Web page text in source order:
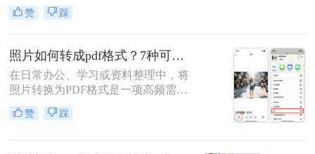
况。无论是整理证件照片、制作电子
相册，还是将扫描的文档统一格式，
掌握的基本技能。PDF格式具有跨平
台兼容性好、文件体积相对较小、易
于分享等优点，因此成为文档处理的
首选格式。本文将详细介绍5种实用
的图片转PDF方法，帮助您快速解决
转换需求。
赞 踩
照片如何转成pdf格式？7种可靠方法详解！
在日常办公、学习或资料整理中，将
照片转换为PDF格式是一项高频需
求。无论是扫描的合同、手写笔记，
还是拍摄的证件、课件，统一的PDF
赞 踩